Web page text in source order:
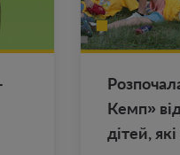
Кемп»
дітей,